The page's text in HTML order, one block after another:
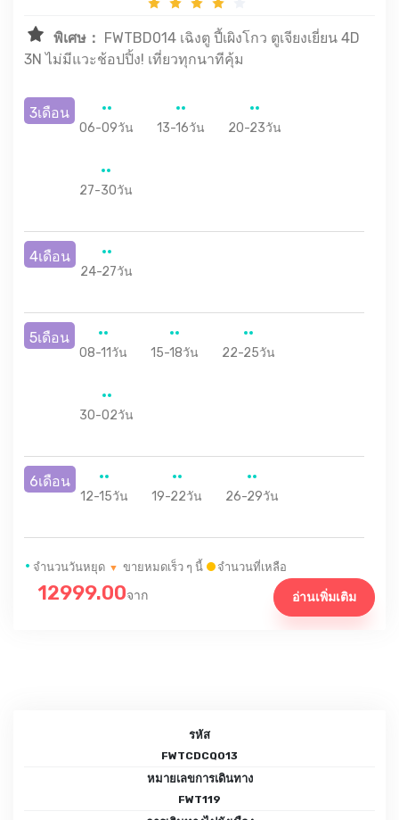
พิเศษ： FWTBD014 เฉิงตู ปี้เผิงโกว ตูเจียงเยี่ยน 4D
3N ไม่มีแวะช้อปปิ้ง! เที่ยวทุกนาทีคุ้ม
3เดือน
06-09วัน 13-16วัน 20-23วัน
27-30วัน
4เดือน
24-27วัน
5เดือน
08-11วัน 15-18วัน 22-25วัน
30-02วัน
6เดือน
12-15วัน 19-22วัน 26-29วัน
• จำนวนวันหยุด ▼ ขายหมดเร็ว ๆ นี้ จำนวนที่เหลือ
12999.00จาก อ่านเพิ่มเติม
รหัส
FWTCDCQ013
หมายเลขการเดินทาง
FWT119